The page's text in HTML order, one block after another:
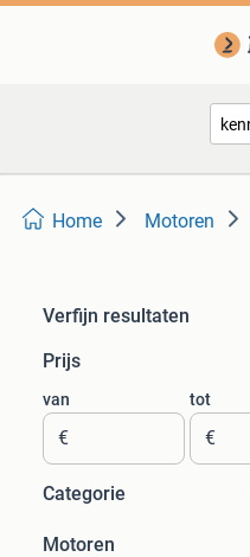
Home Motoren
Verfijn resultaten
Prijs
van
€
tot
€
Categorie
Motoren